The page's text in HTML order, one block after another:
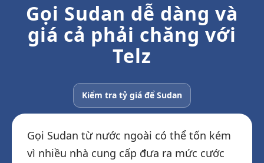
Gọi Sudan dễ dàng và
giá cả phải chăng với
Telz
Kiểm tra tỷ giá để Sudan
Gọi Sudan từ nước ngoài có thể tốn kém
vì nhiều nhà cung cấp đưa ra mức cước